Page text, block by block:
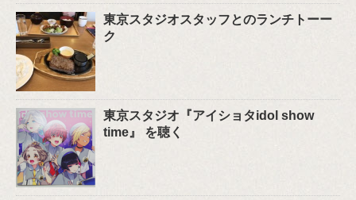
東京スタジオスタッフとのランチトーー
ク
東京スタジオ『アイショタidol show
time』 を聴く